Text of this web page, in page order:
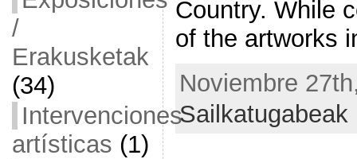
/
Erakusketak
(34)
Intervenciones
artísticas (1)
Country. While
of the artworks
Noviembre
Sailkatugabeak